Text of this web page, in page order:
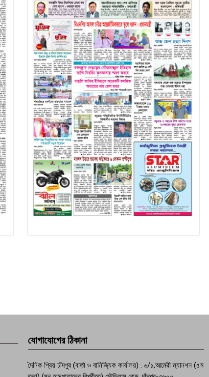
যোগাযোগের ঠিকানা
দৈনিক প্রিয় চাঁদপুর (বার্তা ও বানিজ্যিক কার্যালয়) : ৬/১,আমেরী ম্যানশন (৫ম